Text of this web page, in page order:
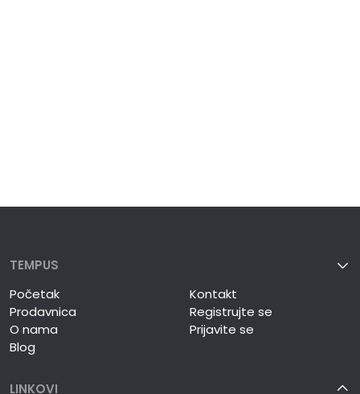
TEMPUS
Početak
Prodavnica
O nama
Blog
Kontakt
Registrujte se
Prijavite se
LINKOVI